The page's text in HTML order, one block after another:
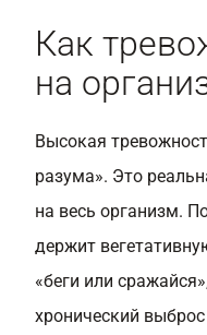
Как
на
Высокая
разума». Это
на весь организм.
держит
«беги или
хронический